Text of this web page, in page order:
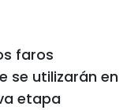
faros
se utilizarán en
etapa